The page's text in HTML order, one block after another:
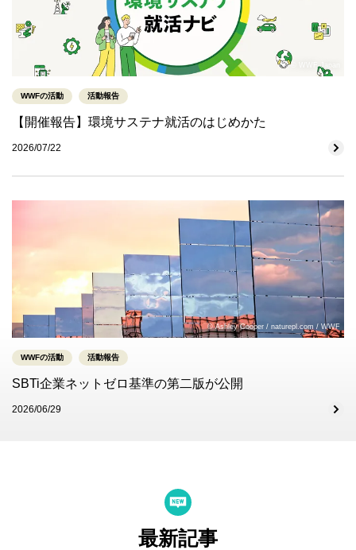
© WWF-Japan
WWFの活動 活動報告
【開催報告】環境サステナ就活のはじめかた
2026/07/22
© Ashley Cooper / naturepl.com / WWF
WWFの活動 活動報告
SBTi企業ネットゼロ基準の第二版が公開
2026/06/29
最新記事